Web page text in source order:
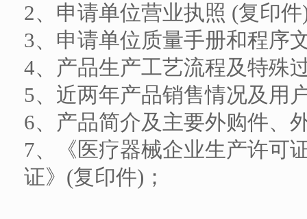
2、申请单位营业执照 (复印
3、申请单位质量手册和程序
4、产品生产工艺流程及特殊
5、近两年产品销售情况及用
6、产品简介及主要外购件、
7、《医疗器械企业生产许可
证》(复印件)；